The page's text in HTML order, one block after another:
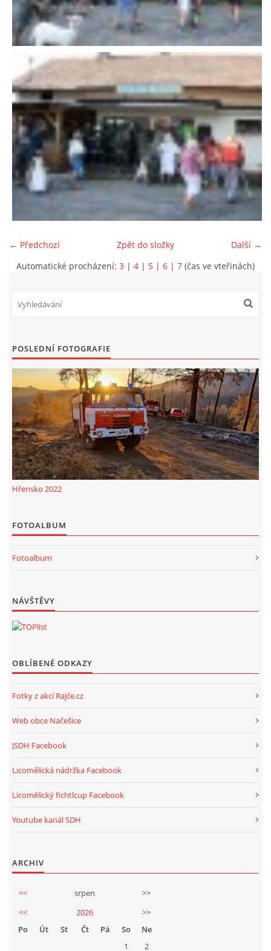
← Předchozí Další →
Zpět do složky
Automatické procházení: 3 | 4 | 5 | 6 | 7 (čas ve vteřinách)
POSLEDNÍ FOTOGRAFIE
Hřensko 2022
FOTOALBUM
Fotoalbum
NÁVŠTĚVY
OBLÍBENÉ ODKAZY
Fotky z akcí Rajče.cz
Web obce Načešice
JSDH Facebook
Licomělická nádržka Facebook
Licomělický fichtlcup Facebook
Youtube kanál SDH
ARCHIV
<< srpen
>>
<<
2026
>>
Po
Út St Čt Pá So
Ne
1
2